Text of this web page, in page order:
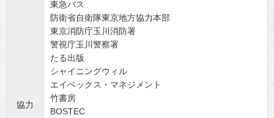
協力
東急バス
防衛省自衛隊東京地方協力本部
東京消防庁玉川消防署
警視庁玉川警察署
たる出版
シャイニングウィル
エイベックス・マネジメント
竹書房
BOSTEC